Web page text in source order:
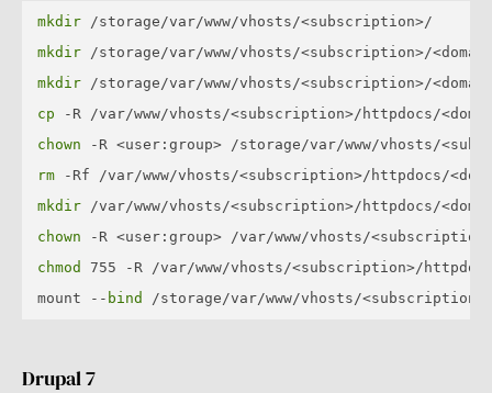
mkdir
mkdir
mkdir
cp
chown
rm
mkdir
chown
chmod
755 -R /var/www/vhosts/<subscription>/
mount -- bind
Drupal 7